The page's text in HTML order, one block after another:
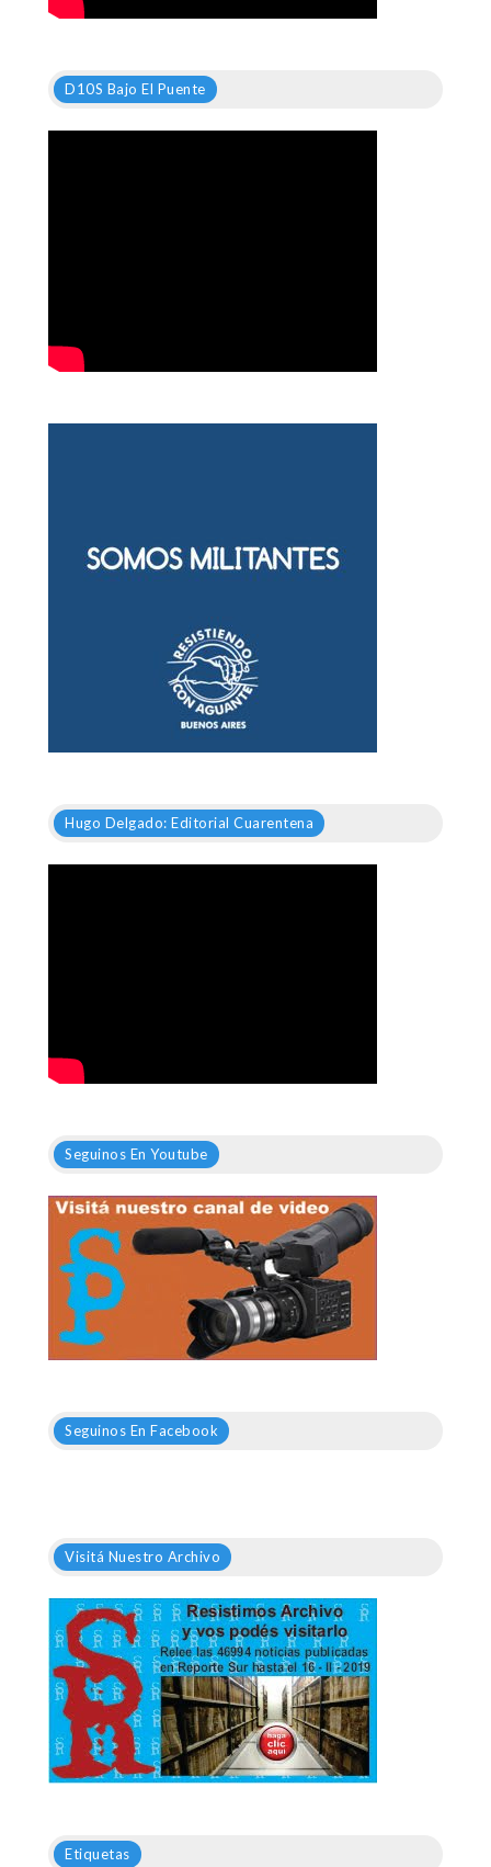
D10S Bajo El Puente
Hugo Delgado: Editorial Cuarentena
Seguinos En Youtube
Seguinos En Facebook
Visitá Nuestro Archivo
Etiquetas